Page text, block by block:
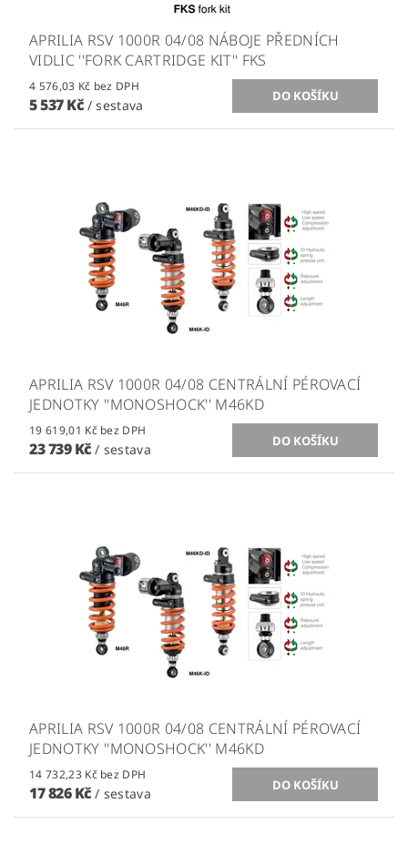
APRILIA RSV 1000R 04/08 NÁBOJE PŘEDNÍCH
VIDLIC ''FORK CARTRIDGE KIT'' FKS
4 576,03 Kč bez DPH
5 537 Kč / sestava
APRILIA RSV 1000R 04/08 CENTRÁLNÍ PÉROVACÍ
JEDNOTKY ''MONOSHOCK'' M46KD
19 619,01 Kč bez DPH
23 739 Kč/ sestava
APRILIA RSV 1000R 04/08 CENTRÁLNÍ PÉROVACÍ
JEDNOTKY ''MONOSHOCK'' M46KD
14 732,23 Kč bez DPH
17 826 Kč/ sestava